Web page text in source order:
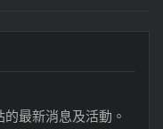
最新消息及活動。